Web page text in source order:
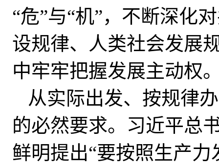
“危”与“机”，不断深化
设规律、人类社会发展
中牢牢把握发展主动权
从实际出发、按规律
的必然要求。习近平总
鲜明提出“要按照生产